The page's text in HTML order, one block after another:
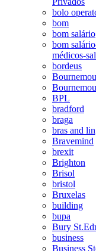
bolo
bom
bom salário
bom
médicos-
bordeus
BPL
bradford
braga
bras and
Bravemind
brexit
Brighton
Brisol
bristol
Bruxelas
building
bupa
Bury
business
Business